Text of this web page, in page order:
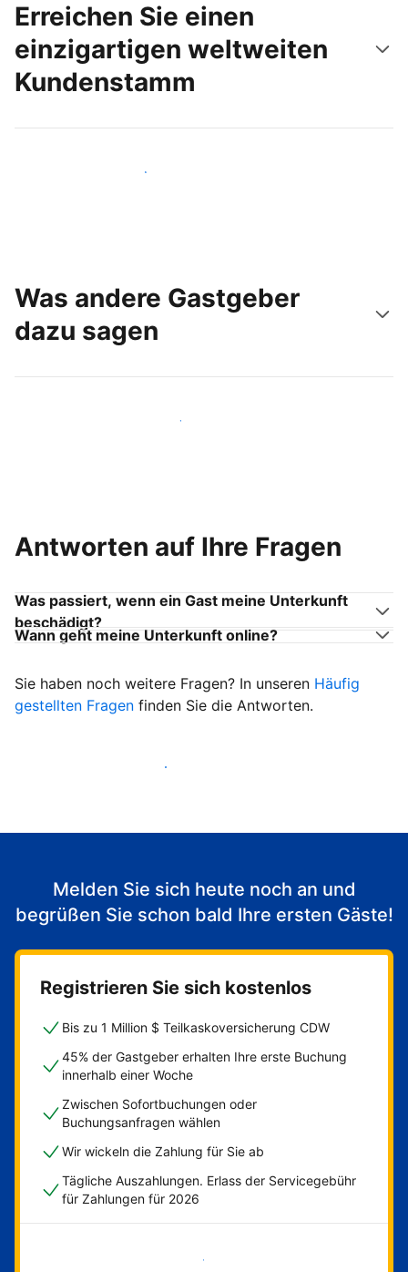
Erreichen Sie einen
einzigartigen weltweiten
Kundenstamm
Noch heute neue Gäste erreichen
Was andere Gastgeber
dazu sagen
Schließen Sie sich Gastgebern wie Ihnen an
Antworten auf Ihre Fragen
Was passiert, wenn ein Gast meine Unterkunft
beschädigt?
Wann geht meine Unterkunft online?
Sie haben noch weitere Fragen? In unseren Häufig
gestellten Fragen finden Sie die Antworten.
Heißen Sie ab sofort Gäste willkommen
Melden Sie sich heute noch an und
begrüßen Sie schon bald Ihre ersten Gäste!
Registrieren Sie sich kostenlos
Bis zu 1 Million $ Teilkaskoversicherung CDW
45% der Gastgeber erhalten Ihre erste Buchung
innerhalb einer Woche
Zwischen Sofortbuchungen oder
Buchungsanfragen wählen
Wir wickeln die Zahlung für Sie ab
Tägliche Auszahlungen. Erlass der Servicegebühr
für Zahlungen für 2026
Jetzt loslegen